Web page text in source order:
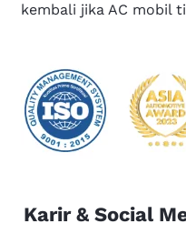
kembali jika AC mobil
Karir & Social